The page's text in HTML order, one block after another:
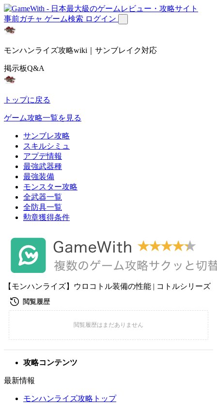
事前ガチャ ゲーム検索 ログイン
モンハンライズ攻略wiki｜サンブレイク対応
掲示板Q&A
トップに戻る
ゲーム攻略一覧を見る
サンブレ攻略
スキルシミュ
アプデ情報
最強武器種
最強装備
モンスター攻略
全武器一覧
全防具一覧
勲章獲得条件
【モンハンライズ】ウロコトル装備の性能 | コトルシリーズ
攻略コンテンツ
最新情報
モンハンライズ攻略トップ